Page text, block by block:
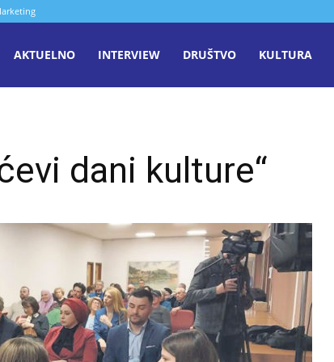
AKTUELNO INTERVIEW DRUŠTVO KULTURA
dani kulture“